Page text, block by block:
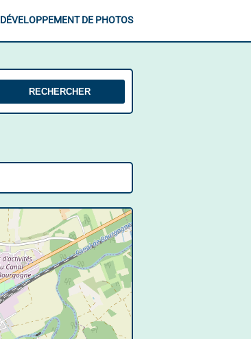
DÉVELOPPEMENT DE PHOTOS
RECHERCHER